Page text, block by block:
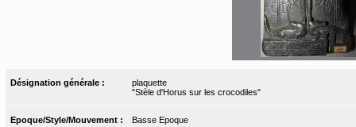
Désignation générale :
plaquette
"Stèle d'Horus sur les crocodiles"
Epoque/Style/Mouvement : Basse Epoque